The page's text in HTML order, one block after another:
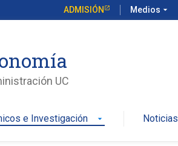
ADMISIÓN Medios arrow_drop_down
UC
e Investigación arrow_drop_down Noticias